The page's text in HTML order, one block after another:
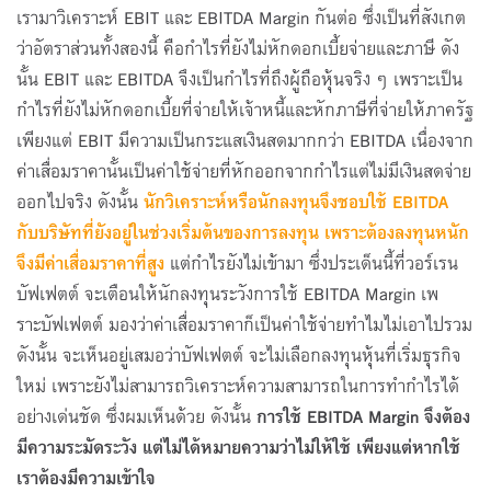
เรามาวิเคราะห์ EBIT และ EBITDA Margin กันต่อ ซึ่งเป็นที่สังเกต
ว่าอัตราส่วนทั้งสองนี้ คือกำไรที่ยังไม่หักดอกเบี้ยจ่ายและภาษี ดัง
นั้น EBIT และ EBITDA จึงเป็นกำไรที่ถึงผู้ถือหุ้นจริง ๆ เพราะเป็น
กำไรที่ยังไม่หักดอกเบี้ยที่จ่ายให้เจ้าหนี้และหักภาษีที่จ่ายให้ภาครัฐ
เพียงแต่ EBIT มีความเป็นกระแสเงินสดมากกว่า EBITDA เนื่องจาก
ค่าเสื่อมราคานั้นเป็นค่าใช้จ่ายที่หักออกจากกำไรแต่ไม่มีเงินสดจ่าย
ออกไปจริง ดังนั้นนักวิเคราะห์หรือนักลงทุนจึงชอบใช้ EBITDA
กับบริษัทที่ยังอยู่ในช่วงเริ่มต้นของการลงทุน เพราะต้องลงทุนหนัก
จึงมีค่าเสื่อมราคาที่สูง แต่กำไรยังไม่เข้ามา ซึ่งประเด็นนี้ที่วอร์เรน
บัฟเฟตต์ จะเตือนให้นักลงทุนระวังการใช้ EBITDA Margin เพ
ราะบัฟเฟตต์ มองว่าค่าเสื่อมราคาก็เป็นค่าใช้จ่ายทำไมไม่เอาไปรวม
ดังนั้น จะเห็นอยู่เสมอว่าบัฟเฟตต์ จะไม่เลือกลงทุนหุ้นที่เริ่มธุรกิจ
ใหม่ เพราะยังไม่สามารถวิเคราะห์ความสามารถในการทำกำไรได้
อย่างเด่นชัด ซึ่งผมเห็นด้วย ดังนั้นการใช้ EBITDA Margin จึงต้อง
มีความระมัดระวัง แต่ไม่ได้หมายความว่าไม่ให้ใช้ เพียงแต่หากใช้
เราต้องมีความเข้าใจ